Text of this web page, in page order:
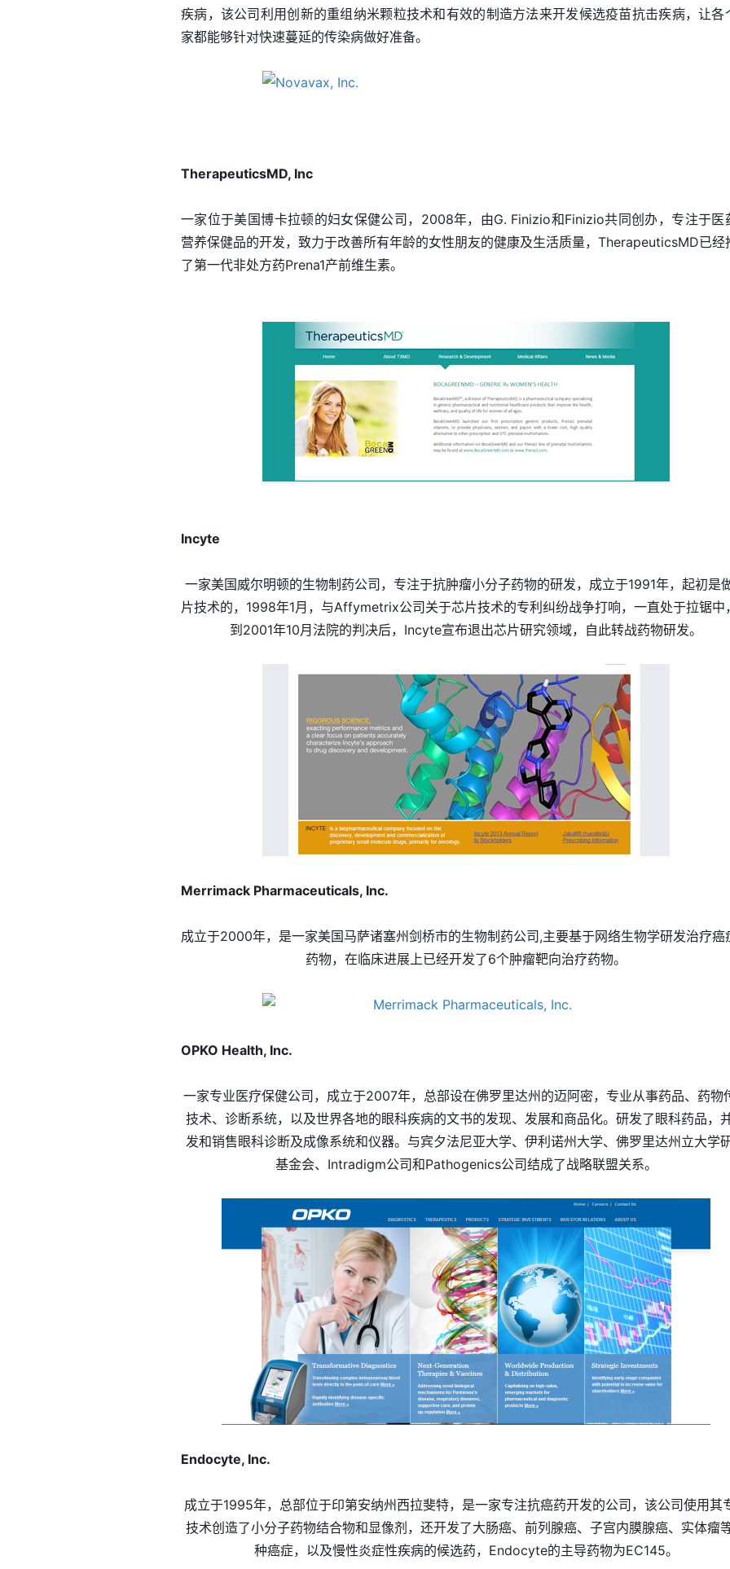
疾病，该公司利用创新的重组纳米颗粒技术和有效的制造方法来开发候选疫苗抗击疾病，让各
家都能够针对快速蔓延的传染病做好准备。
TherapeuticsMD, Inc
一家位于美国博卡拉顿的妇女保健公司，2008年，由G. Finizio和Finizio共同创办，专注于医
营养保健品的开发，致力于改善所有年龄的女性朋友的健康及生活质量，TherapeuticsMD已经
了第一代非处方药Prena1产前维生素。
Incyte
一家美国威尔明顿的生物制药公司，专注于抗肿瘤小分子药物的研发，成立于1991年，起初是
片技术的，1998年1月，与Affymetrix公司关于芯片技术的专利纠纷战争打响，一直处于拉锯中
到2001年10月法院的判决后，Incyte宣布退出芯片研究领域，自此转战药物研发。
Merrimack Pharmaceuticals, Inc.
成立于2000年，是一家美国马萨诸塞州剑桥市的生物制药公司,主要基于网络生物学研发治疗癌
药物，在临床进展上已经开发了6个肿瘤靶向治疗药物。
OPKO Health, Inc.
一家专业医疗保健公司，成立于2007年，总部设在佛罗里达州的迈阿密，专业从事药品、药物
技术、诊断系统，以及世界各地的眼科疾病的文书的发现、发展和商品化。研发了眼科药品，
发和销售眼科诊断及成像系统和仪器。与宾夕法尼亚大学、伊利诺州大学、佛罗里达州立大学
基金会、Intradigm公司和Pathogenics公司结成了战略联盟关系。
Endocyte, Inc.
成立于1995年，总部位于印第安纳州西拉斐特，是一家专注抗癌药开发的公司，该公司使用其
技术创造了小分子药物结合物和显像剂，还开发了大肠癌、前列腺癌、子宫内膜腺癌、实体瘤
种癌症，以及慢性炎症性疾病的候选药，Endocyte的主导药物为EC145。